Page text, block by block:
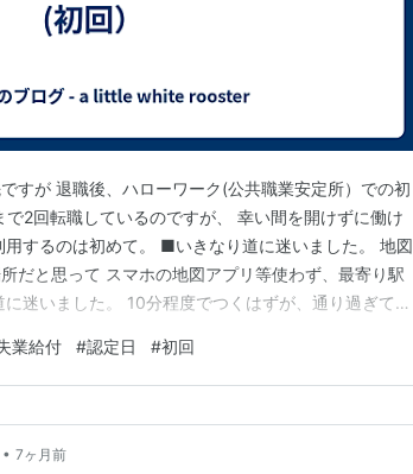
すが 退職後、ハローワーク(公共職業安定所）での初
2回転職しているのですが、 幸い間を開けずに働け
するのは初めて。 ■いきなり道に迷いました。 地図
だと思って スマホの地図アプリ等使わず、最寄り駅
迷いました。 10分程度でつくはずが、通り過ぎてい
った書類に記入して2Fへ、 今回、会社都合の退職1.
…
業給付 #認定日 #初回
• 7ヶ月前